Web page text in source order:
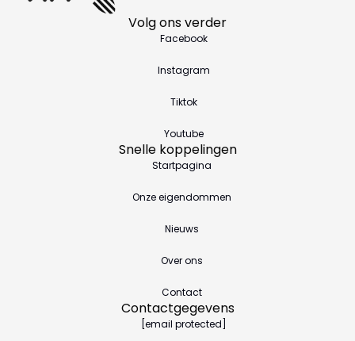
Volg ons verder
Facebook
Instagram
Tiktok
Youtube
Contactgegevens
[email protected]
Snelle koppelingen
Startpagina
Onze eigendommen
Nieuws
Over ons
Contact